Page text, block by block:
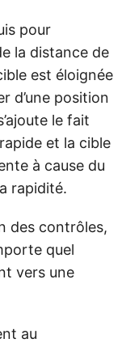
pour
la distance de
est éloignée
d’une position
le fait
et la cible
à cause du
rapidité.
des contrôles,
quel
vers une
au